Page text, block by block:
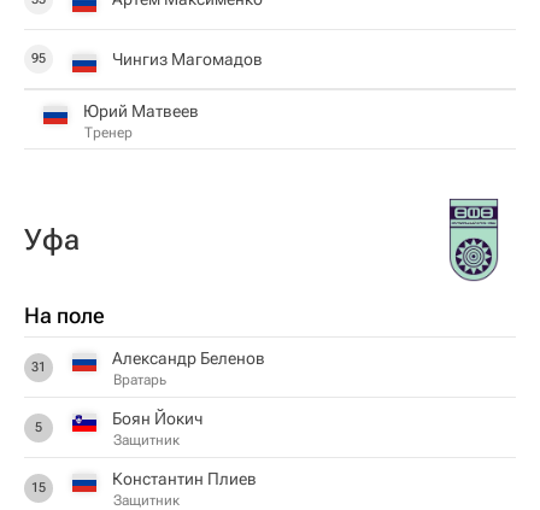
95 Чингиз Магомадов
Юрий Матвеев
Тренер
Уфа
На поле
31 Александр Беленов
Вратарь
5 Боян Йокич
Защитник
15 Константин Плиев
Защитник